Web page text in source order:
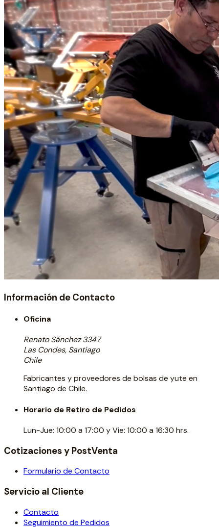
Información de Contacto
Oficina
Renato Sánchez 3347
Las Condes, Santiago
Chile
Fabricantes y proveedores de bolsas de yute en
Santiago de Chile.
Horario de Retiro de Pedidos
Lun-Jue: 10:00 a 17:00 y Vie: 10:00 a 16:30 hrs.
Cotizaciones y PostVenta
Formulario de Contacto
Servicio al Cliente
Contacto
Seguimiento de Pedidos